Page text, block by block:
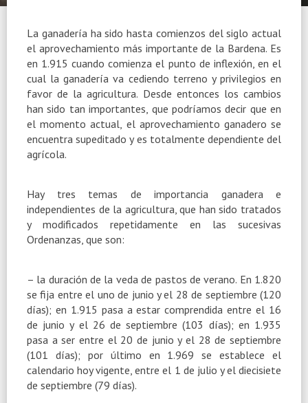
La ganadería ha sido hasta comienzos del siglo actual
el aprovechamiento más importante de la Bardena. Es
en 1.915 cuando comienza el punto de inflexión, en el
cual la ganadería va cediendo terreno y privilegios en
favor de la agricultura. Desde entonces los cambios
han sido tan importantes, que podríamos decir que en
el momento actual, el aprovechamiento ganadero se
encuentra supeditado y es totalmente dependiente del
agrícola.
Hay tres temas de importancia ganadera e
independientes de la agricultura, que han sido tratados
y modificados repetidamente en las sucesivas
Ordenanzas, que son:
– la duración de la veda de pastos de verano. En 1.820
se fija entre el uno de junio y el 28 de septiembre (120
días); en 1.915 pasa a estar comprendida entre el 16
de junio y el 26 de septiembre (103 días); en 1.935
pasa a ser entre el 20 de junio y el 28 de septiembre
(101 días); por último en 1.969 se establece el
calendario hoy vigente, entre el 1 de julio y el diecisiete
de septiembre (79 días).